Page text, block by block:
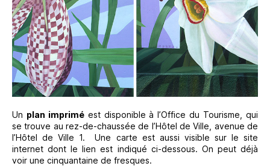
Un plan impriméest disponible à l’Office du Tourisme, qui
se trouve au rez-de-chaussée de l’Hôtel de Ville, avenue de
l’Hôtel de Ville 1. Une carte est aussi visible sur le site
internet dont le lien est indiqué ci-dessous. On peut déjà
voir une cinquantaine de fresques.